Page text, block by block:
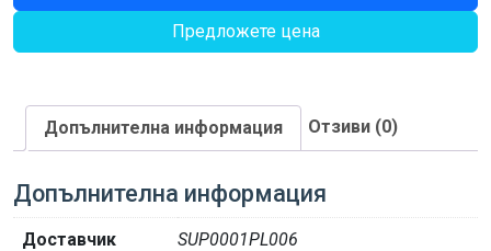
за
ШЕСТОЪГЪЛНА
L=1319.5
Предложете цена
Допълнителна информация Отзиви (0)
Допълнителна информация
Доставчик SUP0001PL006